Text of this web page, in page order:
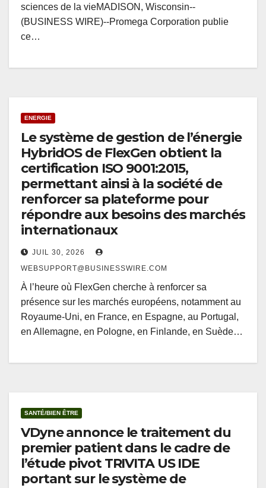
sciences de la vieMADISON, Wisconsin--
(BUSINESS WIRE)--Promega Corporation publie
ce…
ENERGIE
Le système de gestion de l’énergie
HybridOS de FlexGen obtient la
certification ISO 9001:2015,
permettant ainsi à la société de
renforcer sa plateforme pour
répondre aux besoins des marchés
internationaux
JUIL 30, 2026
WEBSUPPORT@BUSINESSWIRE.COM
À l’heure où FlexGen cherche à renforcer sa
présence sur les marchés européens, notamment au
Royaume-Uni, en France, en Espagne, au Portugal,
en Allemagne, en Pologne, en Finlande, en Suède…
SANTÉ/BIEN ÊTRE
VDyne annonce le traitement du
premier patient dans le cadre de
l’étude pivot TRIVITA US IDE
portant sur le système de